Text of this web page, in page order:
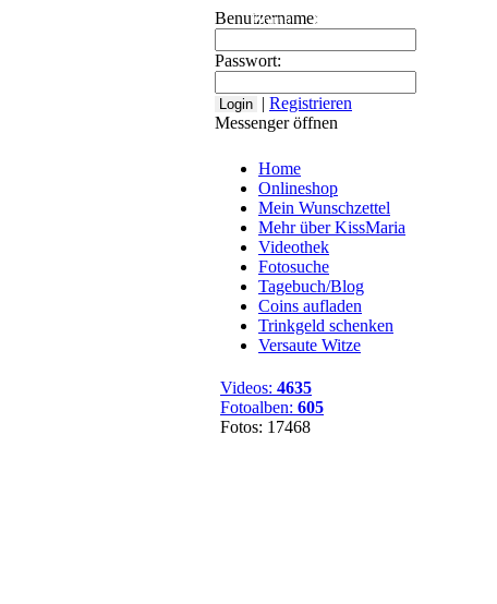
Home Onlineshop
Benutzername:
Passwort:
| Registrieren
Messenger öffnen
Home
Onlineshop
Mein Wunschzettel
Mehr über KissMaria
Videothek
Fotosuche
Tagebuch/Blog
Coins aufladen
Trinkgeld schenken
Versaute Witze
Videos: 4635
Fotoalben: 605
Fotos: 17468